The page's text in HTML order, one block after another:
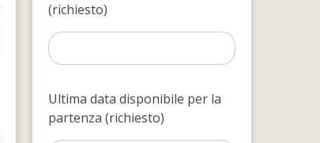
(richiesto)
Ultima data disponibile per la
partenza (richiesto)